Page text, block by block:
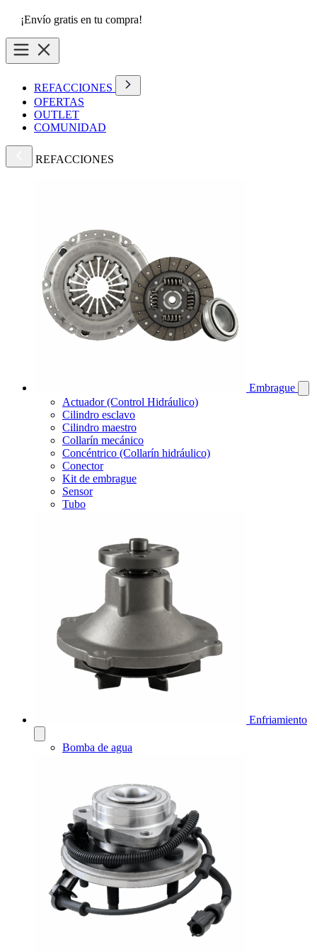
¡Envío gratis en tu compra!
REFACCIONES
OFERTAS
OUTLET
COMUNIDAD
REFACCIONES
Embrague
Actuador (Control Hidráulico)
Cilindro esclavo
Cilindro maestro
Collarín mecánico
Concéntrico (Collarín hidráulico)
Conector
Kit de embrague
Sensor
Tubo
Enfriamiento
Bomba de agua